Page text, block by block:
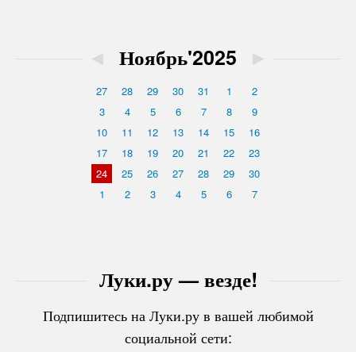
Луки.ру — везде!
Подпишитесь на Луки.ру в вашей любимой
социальной сети:
◄ Ноябрь'2025 ►
27 28 29 30 31 1
2
3
4 5 6 7 8
9
10
11 12 13 14 15
16
17
18 19 20 21 22
23
24
25 26 27 28 29
30
1
2 3 4 5 6 7